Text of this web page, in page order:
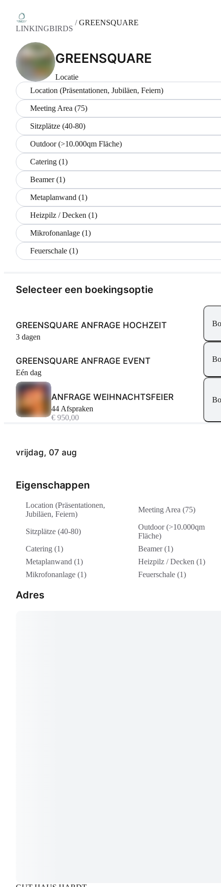
LINKINGBIRDS
/GREENSQUARE
GREENSQUARE
Locatie
Location (Präsentationen, Jubiläen, Feiern)
Meeting Area (75)
Sitzplätze (40-80)
Outdoor (>10.000qm Fläche)
Catering (1)
Beamer (1)
Metaplanwand (1)
Heizpilz / Decken (1)
Mikrofonanlage (1)
Feuerschale (1)
vrijdag, 07 aug
Eigenschappen
Location (Präsentationen,
Jubiläen, Feiern)
Meeting Area (75)
Sitzplätze (40-80)
Outdoor (>10.000qm
Fläche)
Catering (1)
Beamer (1)
Metaplanwand (1)
Heizpilz / Decken (1)
Mikrofonanlage (1)
Feuerschale (1)
Adres
Selecteer een boekingsoptie
GREENSQUARE ANFRAGE HOCHZEIT
3 dagen
GREENSQUARE ANFRAGE EVENT
Eén dag
ANFRAGE WEIHNACHTSFEIER
44 Afspraken
€ 950,00